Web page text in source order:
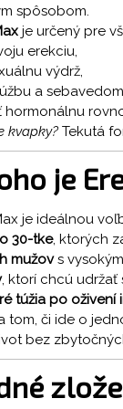
spôsobom.
je určený pre
erekciu,
výdrž,
a
kvapky? Tekutá
je
je ideálnou
30-tke, ktorých
mužovs
, ktorí chcú udržať
túžia po oživení
tom, či ide o
bez